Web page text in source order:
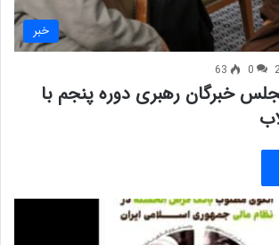
خبر
0
63
خبرگان رهبری دوره پنجم با